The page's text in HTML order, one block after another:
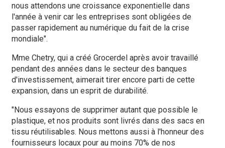
nous attendons une croissance exponentielle dans
l'année à venir car les entreprises sont obligées de
passer rapidement au numérique du fait de la crise
mondiale".
Mme Chetry, qui a créé Grocerdel après avoir travaillé
pendant des années dans le secteur des banques
d'investissement, aimerait tirer encore parti de cette
expansion, dans un esprit de durabilité.
"Nous essayons de supprimer autant que possible le
plastique, et nos produits sont livrés dans des sacs en
tissu réutilisables. Nous mettons aussi à l'honneur des
fournisseurs locaux pour au moins 70% de nos